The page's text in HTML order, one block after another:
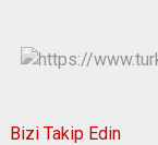
Bizi Takip Edin